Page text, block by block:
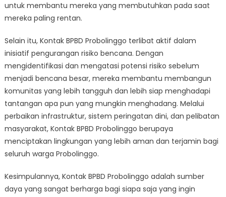
untuk membantu mereka yang membutuhkan pada saat
mereka paling rentan.
Selain itu, Kontak BPBD Probolinggo terlibat aktif dalam
inisiatif pengurangan risiko bencana. Dengan
mengidentifikasi dan mengatasi potensi risiko sebelum
menjadi bencana besar, mereka membantu membangun
komunitas yang lebih tangguh dan lebih siap menghadapi
tantangan apa pun yang mungkin menghadang. Melalui
perbaikan infrastruktur, sistem peringatan dini, dan pelibatan
masyarakat, Kontak BPBD Probolinggo berupaya
menciptakan lingkungan yang lebih aman dan terjamin bagi
seluruh warga Probolinggo.
Kesimpulannya, Kontak BPBD Probolinggo adalah sumber
daya yang sangat berharga bagi siapa saja yang ingin